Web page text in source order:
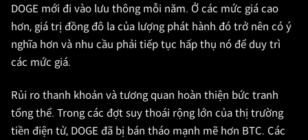
DOGE mới đi vào lưu thông mỗi năm. Ở các mức giá cao
hơn, giá trị đồng đô la của lượng phát hành đó trở nên có ý
nghĩa hơn và nhu cầu phải tiếp tục hấp thụ nó để duy trì
các mức giá.
Rủi ro thanh khoản và tương quan hoàn thiện bức tranh
tổng thể. Trong các đợt suy thoái rộng lớn của thị trường
tiền điện tử, DOGE đã bị bán tháo mạnh mẽ hơn BTC. Các